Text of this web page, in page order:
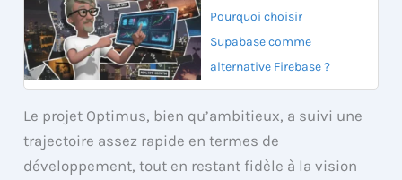
Pourquoi choisir
Supabase comme
alternative Firebase ?
Le projet Optimus, bien qu’ambitieux, a suivi une
trajectoire assez rapide en termes de
développement, tout en restant fidèle à la vision